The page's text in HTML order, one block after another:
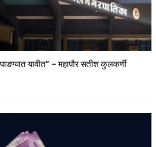
यावीत” – महापौर सतीश कुलकर्णी